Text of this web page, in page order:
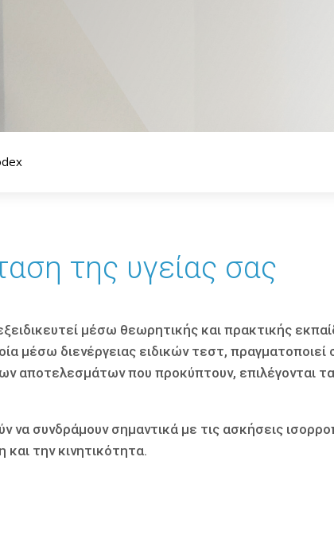
της υγείας σας
µέσω θεωρητικής και πρακτικής
µέσω διενέργειας ειδικών τεστ,
αποτελεσμάτων που προκύπτουν, επιλέγονται
συνδράμουν σημαντικά µε τις ασκήσεις
και την κινητικότητα.